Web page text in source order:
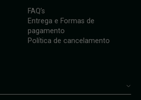
FAQ’s
Entrega e Formas de
pagamento
Política de cancelamento